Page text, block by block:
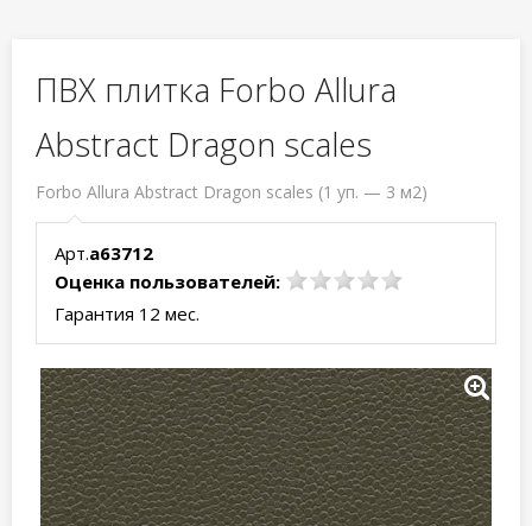
ПВХ плитка Forbo Allura
Abstract Dragon scales
Forbo Allura Abstract Dragon scales (1 уп. — 3 м2)
Арт.a63712
Оценка пользователей:
Гарантия 12 мес.